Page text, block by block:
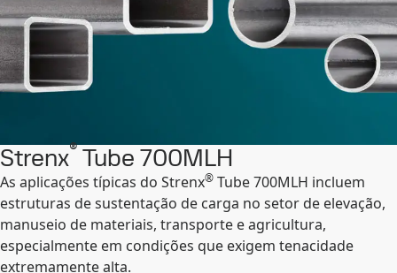
Strenx®Tube 700MLH
As aplicações típicas do Strenx® Tube 700MLH incluem
estruturas de sustentação de carga no setor de elevação,
manuseio de materiais, transporte e agricultura,
especialmente em condições que exigem tenacidade
extremamente alta.